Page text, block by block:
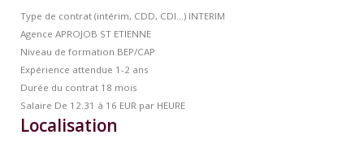
Type de contrat (intérim, CDD, CDI…) INTERIM
Agence APROJOB ST ETIENNE
Niveau de formation BEP/CAP
Expérience attendue 1-2 ans
Durée du contrat 18 mois
Salaire De 12.31 à 16 EUR par HEURE
Localisation